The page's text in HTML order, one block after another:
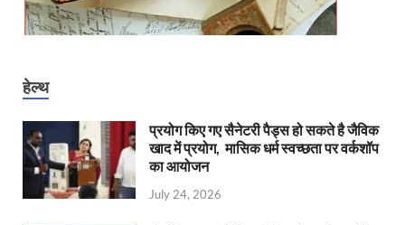
हेल्थ
प्रयोग किए गए सैनेटरी पैड्स हो सकते है जैविक
खाद में प्रयोग, मासिक धर्म स्वच्छता पर वर्कशॉप
का आयोजन
July 24, 2026